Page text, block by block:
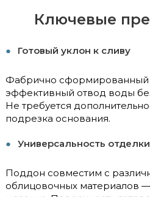
Ключевые
Готовый уклон к сливу
Фабрично сформированный
эффективный отвод воды
Не требуется
подрезка основания.
Универсальность отделки
Поддон совместим с
облицовочных материалов